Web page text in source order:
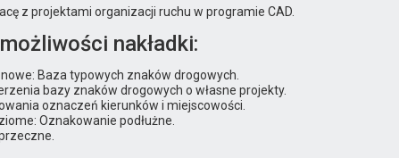
z projektami organizacji ruchu w programie CAD.
nakładki:
Baza typowych znaków drogowych.
bazy znaków drogowych o własne projekty.
oznaczeń kierunków i miejscowości.
Oznakowanie podłużne.